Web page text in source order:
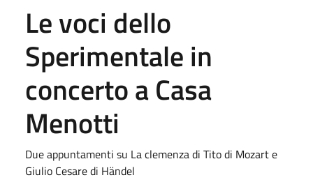
Le voci dello
Sperimentale in
concerto a Casa
Menotti
Due appuntamenti su La clemenza di Tito di Mozart e
Giulio Cesare di Händel